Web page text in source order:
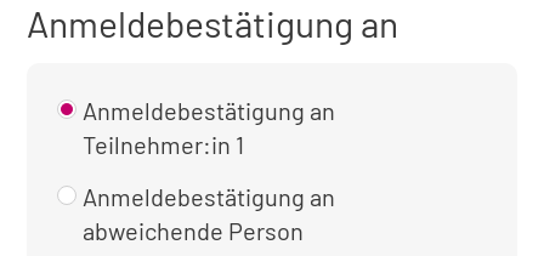
Anmeldebestätigung an
Anmeldebestätigung an
Teilnehmer:in 1
Anmeldebestätigung an
abweichende Person